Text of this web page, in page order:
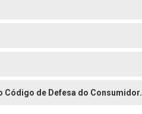
Código de Defesa do Consumidor.